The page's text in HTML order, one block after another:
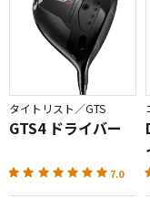
高弾道でスピンも驚
計測器でヘッドス
タイミングが合った
ヤードUP。
今回は試打のため全
ていましたが、三菱
った硬度のある軽
タイトリスト／GTS
GTS4 ドライバー
7.0